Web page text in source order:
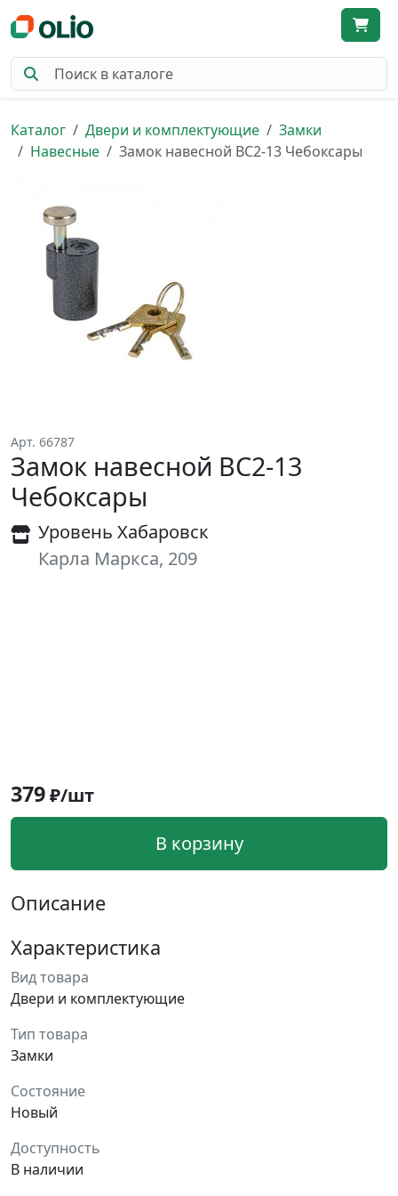
Каталог Двери и комплектующие
Замки
Навесные
Замок навесной ВС2-13 Чебоксары
Арт. 66787
Замок навесной ВС2-13
Чебоксары
Уровень Хабаровск
Карла Маркса, 209
379₽/шт
В корзину
Описание
Характеристика
Вид товара
Двери и комплектующие
Тип товара
Замки
Состояние
Новый
Доступность
В наличии